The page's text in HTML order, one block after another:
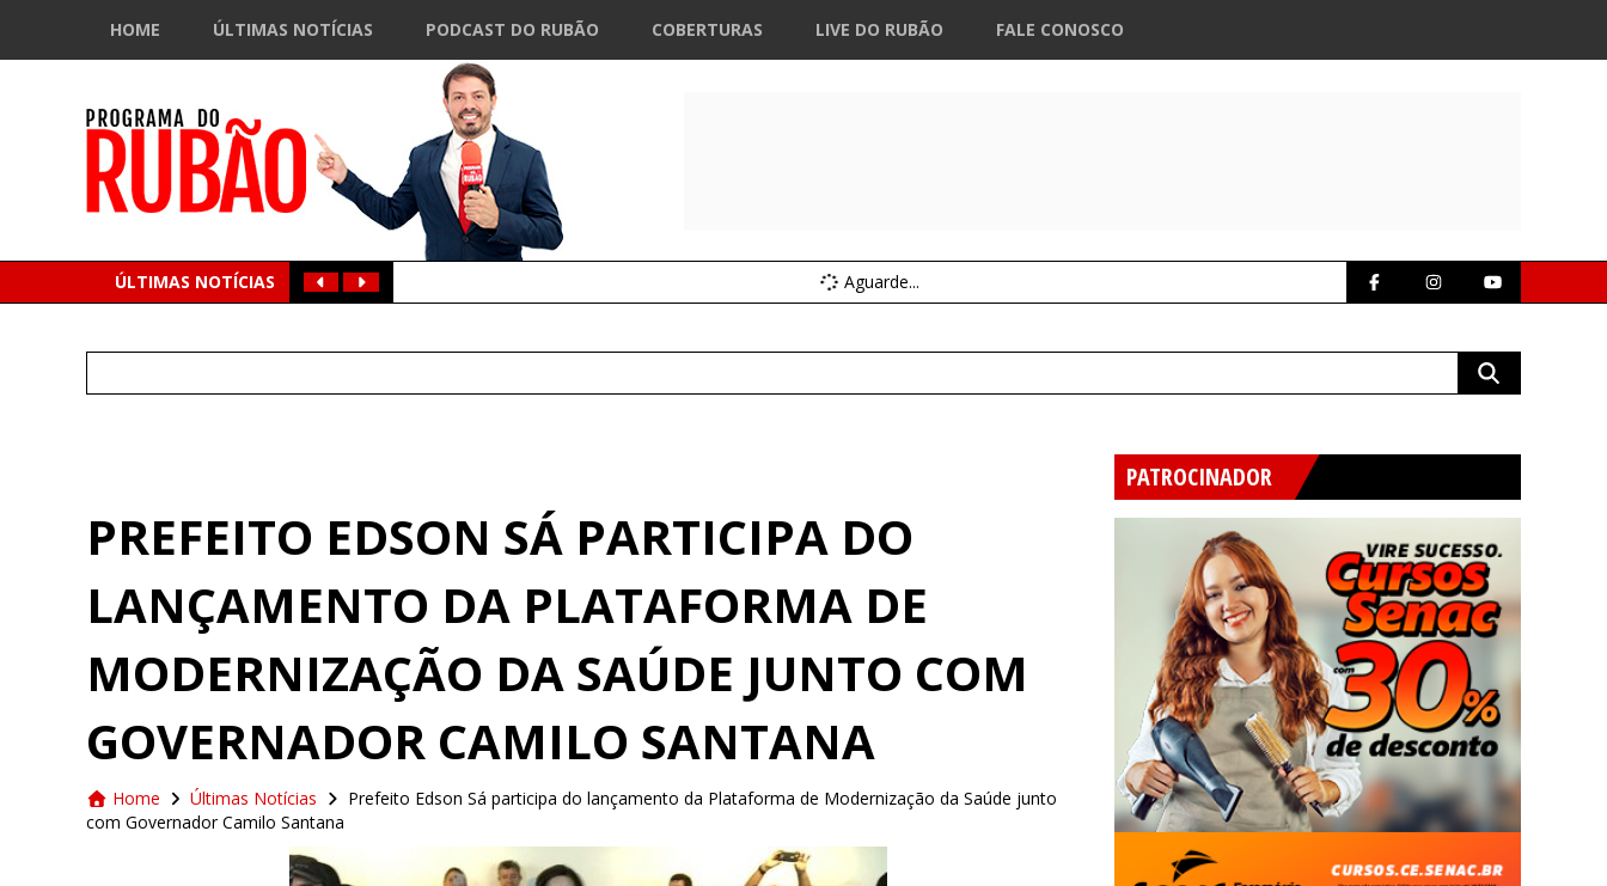
HOME ÚLTIMAS NOTÍCIAS PODCAST DO RUBÃO COBERTURAS LIVE DO RUBÃO FALE CONOSCO
ÚLTIMAS NOTÍCIAS Aguarde...
PREFEITO EDSON SÁ PARTICIPA DO
LANÇAMENTO DA PLATAFORMA DE
MODERNIZAÇÃO DA SAÚDE JUNTO COM
GOVERNADOR CAMILO SANTANA
Home Últimas Notícias
Prefeito Edson Sá participa do lançamento da Plataforma de Modernização da Saúde junto
com Governador Camilo Santana
PATROCINADOR